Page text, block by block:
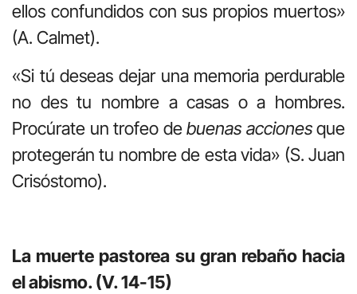
ellos confundidos con sus propios muertos»
(A. Calmet).
«Si tú deseas dejar una memoria perdurable
no des tu nombre a casas o a hombres.
Procúrate un trofeo debuenas accionesque
protegerán tu nombre de esta vida» (S. Juan
Crisóstomo).
La muerte pastorea su gran rebaño hacia
el abismo. (V. 14-15)